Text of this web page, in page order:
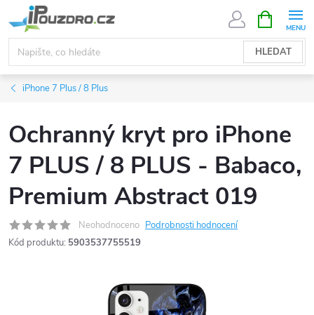
na
obsah
HLEDAT
NÁKUPNÍ
KOŠÍK
iPhone 7 Plus / 8 Plus
Ochranný kryt pro iPhone
7 PLUS / 8 PLUS - Babaco,
Premium Abstract 019
Neohodnoceno Podrobnosti hodnocení
Kód produktu: 5903537755519